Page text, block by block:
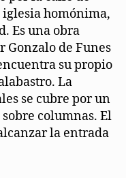
iglesia homónima,
Es una obra
Gonzalo de Funes
su propio
La
se cubre por un
columnas. El
la entrada